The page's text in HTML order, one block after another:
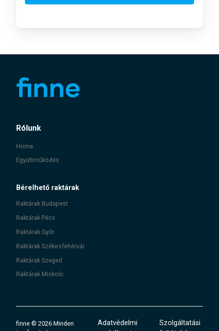
Rólunk
Home
Együttműködés
Bérelhető raktárak
Raktárak Budapest
Raktárak Pécs
Raktárak Győr
Raktárak Székesfehérvár
Raktárak Szeged
Raktárak Miskolc
finne © 2026 Minden
Adatvédelmi
Szolgáltatási